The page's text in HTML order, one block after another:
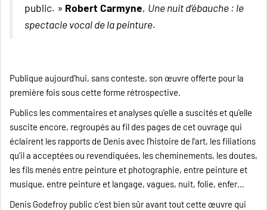
public. » Robert Carmyne, Une nuit d’ébauche : le
spectacle vocal de la peinture.
Publique aujourd’hui, sans conteste, son œuvre offerte pour la
première fois sous cette forme rétrospective.
Publics les commentaires et analyses qu’elle a suscités et qu’elle
suscite encore, regroupés au fil des pages de cet ouvrage qui
éclairent les rapports de Denis avec l’histoire de l’art, les filiations
qu’il a acceptées ou revendiquées, les cheminements, les doutes,
les fils menés entre peinture et photographie, entre peinture et
musique, entre peinture et langage, vagues, nuit, folie, enfer…
Denis Godefroy public c’est bien sûr avant tout cette œuvre qui